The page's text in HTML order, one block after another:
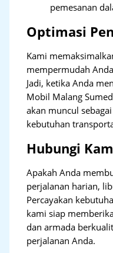
pemesanan
Optimasi
Kami
mempermudah
Jadi, ketika Anda
Mobil Malang
akan muncul
kebutuhan
Hubungi
Apakah Anda
perjalanan harian,
Percayakan
kami siap
dan armada
perjalanan Anda.